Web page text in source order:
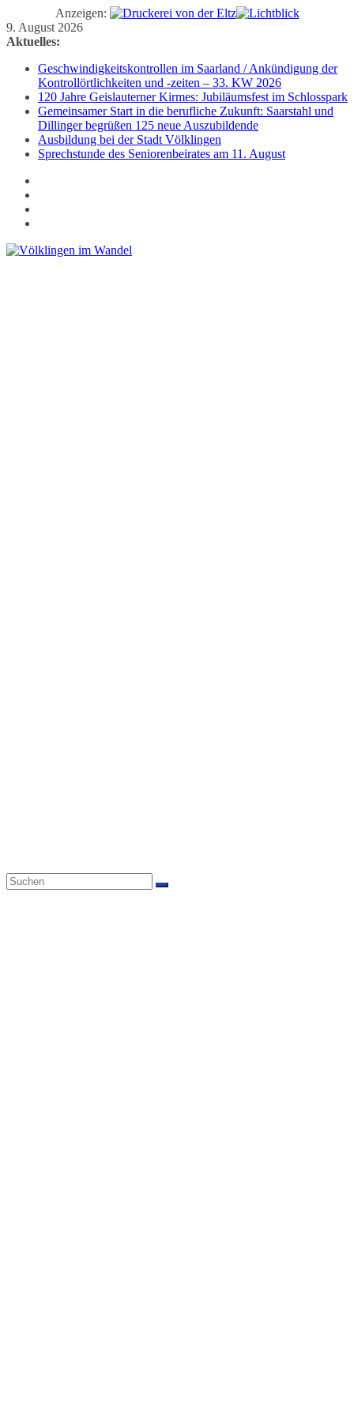
Anzeigen:
Zum
Inhalt
9. August 2026
Aktuelles:
Geschwindigkeitskontrollen im Saarland / Ankündigung der
Kontrollörtlichkeiten und -zeiten – 33. KW 2026
120 Jahre Geislauterner Kirmes: Jubiläumsfest im Schlosspark
Gemeinsamer Start in die berufliche Zukunft: Saarstahl und
Dillinger begrüßen 125 neue Auszubildende
Ausbildung bei der Stadt Völklingen
Sprechstunde des Seniorenbeirates am 11. August